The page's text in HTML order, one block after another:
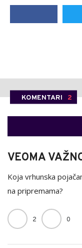
KOMENTARI 2
VEOMA
Koja vrhunska
na pripremama?
2 0